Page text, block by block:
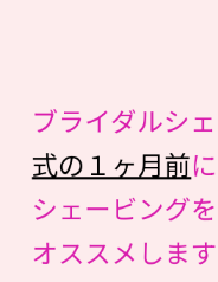
ブライダルシ
式の１ヶ月前
シェービング
オススメしま